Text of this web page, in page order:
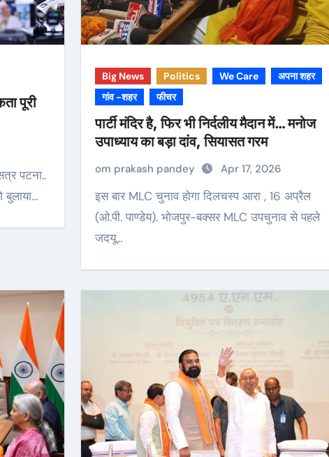
पूरी
बुलाया…
Big News Politics We Care
अपना शहर
गांव -शहर
फीचर
पार्टी मंदिर है, फिर भी निर्दलीय मैदान में… मनोज
उपाध्याय का बड़ा दांव, सियासत गरम
om prakash pandey Apr 17, 2026
इस बार MLC चुनाव होगा दिलचस्प आरा , 16 अप्रैल
(ओ.पी. पाण्डेय). भोजपुर-बक्सर MLC उपचुनाव से पहले
जदयू…